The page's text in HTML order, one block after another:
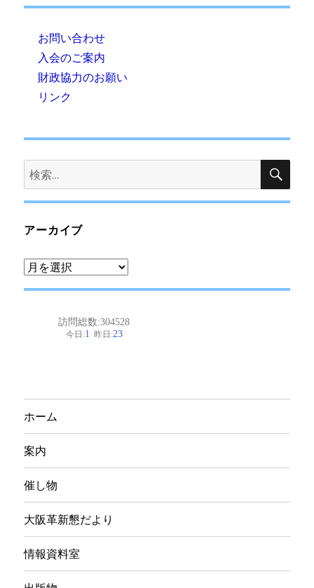
お問い合わせ
入会のご案内
財政協力のお願い
リンク
検
索:
検
アーカイブ
ア
ー
ホーム
案内
催し物
大阪革新懇だより
情報資料室